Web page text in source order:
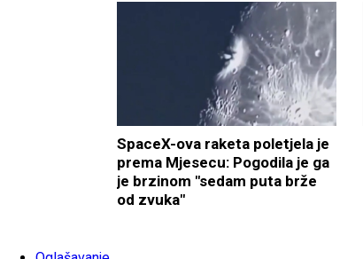
SpaceX-ova raketa poletjela je
prema Mjesecu: Pogodila je ga
je brzinom "sedam puta brže
od zvuka"